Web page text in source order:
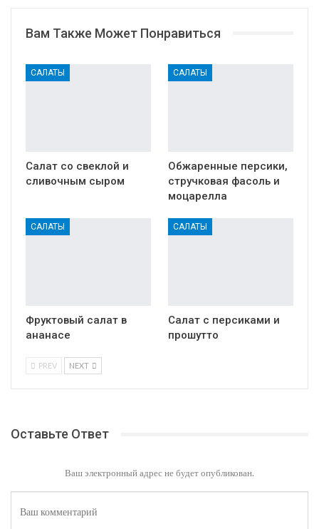
Вам Также Может Понравиться
САЛАТЫ
Салат со свеклой и
сливочным сыром
САЛАТЫ
Обжаренные персики,
стручковая фасоль и
моцарелла
САЛАТЫ
Фруктовый салат в
ананасе
САЛАТЫ
Салат с персиками и
прошутто
PREV NEXT
Оставьте Ответ
Ваш электронный адрес не будет опубликован.